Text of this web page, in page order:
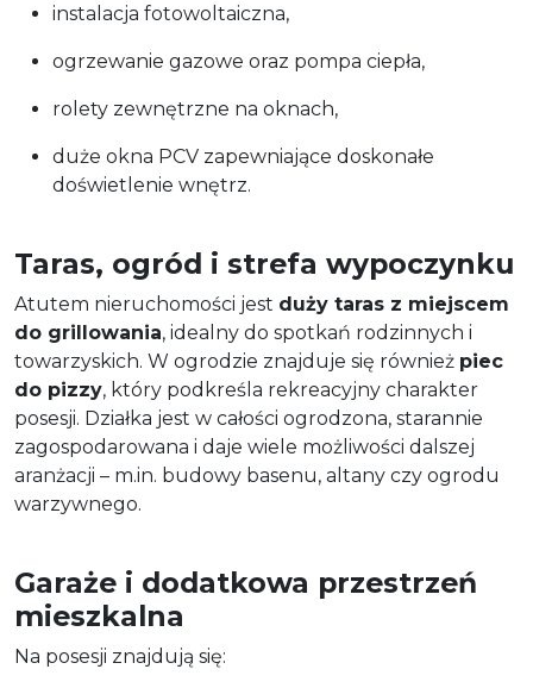
instalacja fotowoltaiczna,
ogrzewanie gazowe oraz pompa ciepła,
rolety zewnętrzne na oknach,
duże okna PCV zapewniające doskonałe
doświetlenie wnętrz.
Taras, ogród i strefa wypoczynku
Atutem nieruchomości jest duży taras z miejscem
do grillowania, idealny do spotkań rodzinnych i
towarzyskich. W ogrodzie znajduje się również piec
do pizzy, który podkreśla rekreacyjny charakter
posesji. Działka jest w całości ogrodzona, starannie
zagospodarowana i daje wiele możliwości dalszej
aranżacji – m.in. budowy basenu, altany czy ogrodu
warzywnego.
Garaże i dodatkowa przestrzeń
mieszkalna
Na posesji znajdują się: